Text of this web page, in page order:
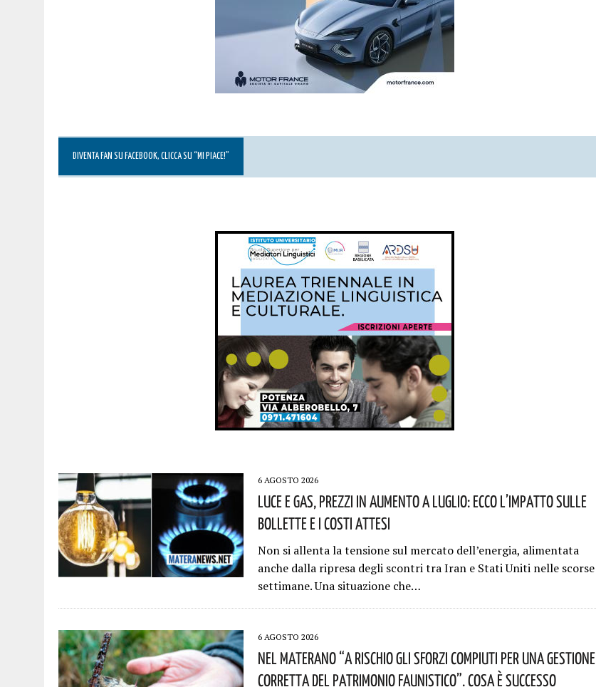
DIVENTA FAN SU FACEBOOK, CLICCA SU “MI PIACE!”
6 AGOSTO 2026
Luce E Gas, Prezzi In Aumento A Luglio: Ecco L’impatto Sulle
Bollette E I Costi Attesi
Non si allenta la tensione sul mercato dell’energia, alimentata
anche dalla ripresa degli scontri tra Iran e Stati Uniti nelle scorse
settimane. Una situazione che…
6 AGOSTO 2026
Nel Materano “a Rischio Gli Sforzi Compiuti Per Una Gestione
Corretta Del Patrimonio Faunistico”. Cosa È Successo